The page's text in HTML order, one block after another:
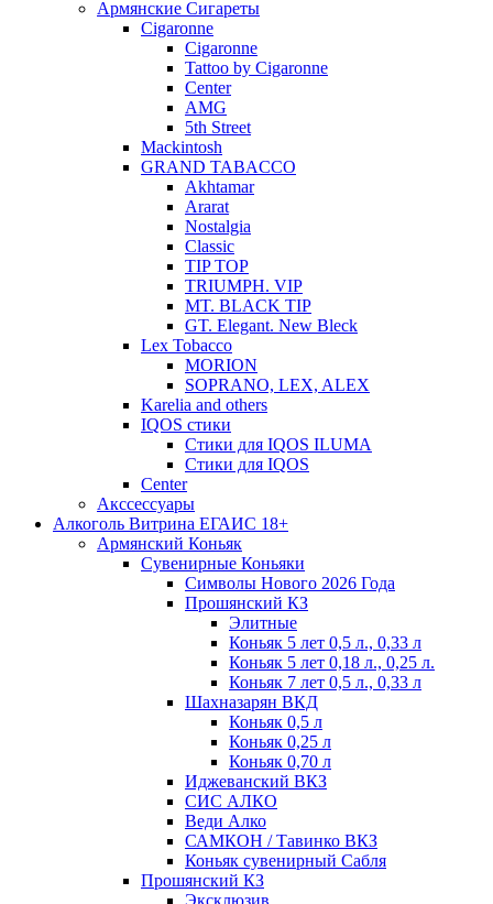
Армянские Сигареты
Cigaronne
Cigaronne
Tattoo by Cigaronne
Center
AMG
5th Street
Mackintosh
GRAND TABACCO
Akhtamar
Ararat
Nostalgia
Classic
TIP TOP
TRIUMPH. VIP
MT. BLACK TIP
GT. Elegant. New Bleck
Lex Tobacco
MORION
SOPRANO, LEX, ALEX
Karelia and others
IQOS стики
Стики для IQOS ILUMA
Стики для IQOS
Сenter
Акссессуары
Алкоголь Витрина ЕГАИС 18+
Армянский Коньяк
Сувенирные Коньяки
Символы Нового 2026 Года
Прошянский КЗ
Элитные
Коньяк 5 лет 0,5 л., 0,33 л
Коньяк 5 лет 0,18 л., 0,25 л.
Коньяк 7 лет 0,5 л., 0,33 л
Шахназарян ВКД
Коньяк 0,5 л
Коньяк 0,25 л
Коньяк 0,70 л
Иджеванский ВКЗ
СИС АЛКО
Веди Алко
САМКОН / Тавинко ВКЗ
Коньяк сувенирный Сабля
Прошянский КЗ
Эксклюзив